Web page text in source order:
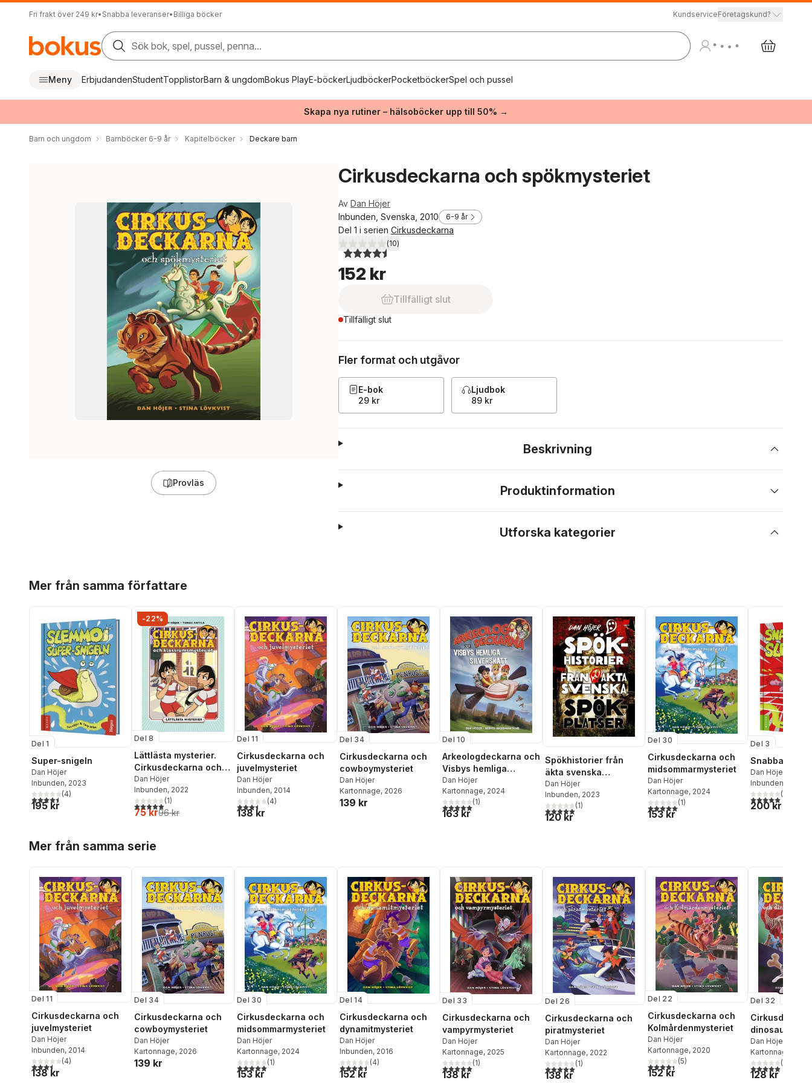
Fri frakt över 249 kr• Snabba leveranser• Billiga böcker KundserviceFöretagskund?
Sök bok, spel, pussel, penna...
Meny ErbjudandenStudentTopplistorBarn & ungdomBokus PlayE-böckerLjudböckerPocketböckerSpel och pussel
Skapa nya rutiner – hälsoböcker upp till 50% →
Barn och ungdom Barnböcker 6-9 år Kapitelböcker Deckare barn
Provläs
Cirkusdeckarna och spökmysteriet
Av Dan Höjer
Inbunden, Svenska, 2010
6-9 år
Del 1 i serien Cirkusdeckarna
4,5utav 5 stjärnor. Totalt antal röster:
(10)
152 kr
Tillfälligt slut
Tillfälligt slut
Fler format och utgåvor
E-bok
29 kr
Ljudbok
89 kr
Beskrivning
Produktinformation
Utforska kategorier
Mer från samma författare
Del 1
Super-snigeln
Dan Höjer
Inbunden, 2023
4,5utav 5 stjärnor. Totalt antal röster:
(4)
195 kr
-22%
Del 8
Lättlästa mysterier.
Cirkusdeckarna och
klassrumsmysteriet
Dan Höjer
Inbunden, 2022
5,0utav 5 stjärnor. Totalt antal röster:
(1)
75 kr96 kr
Del 11
Cirkusdeckarna och
juvelmysteriet
Dan Höjer
Inbunden, 2014
3,5utav 5 stjärnor. Totalt antal röster:
(4)
138 kr
Del 34
Cirkusdeckarna och
cowboymysteriet
Dan Höjer
Kartonnage, 2026
139 kr
Del 10
Arkeologdeckarna och
Visbys hemliga
silverskatt
Dan Höjer
Kartonnage, 2024
5,0utav 5 stjärnor. Totalt antal röster:
(1)
163 kr
Spökhistorier från
äkta svenska
spökplatser
Dan Höjer
Inbunden, 2023
5,0utav 5 stjärnor. Totalt antal röster:
(1)
120 kr
Del 30
Cirkusdeckarna och
midsommarmysteriet
Dan Höjer
Kartonnage, 2024
5,0utav 5 stjärnor. Totalt antal röster:
(1)
153 kr
Del 3
Snabba på,
Dan Höjer
Inbunden
5,0utav 5(
200 kr
Mer från samma serie
Del 11
Cirkusdeckarna och
juvelmysteriet
Dan Höjer
Inbunden, 2014
3,5utav 5 stjärnor. Totalt antal röster:
(4)
138 kr
Del 34
Cirkusdeckarna och
cowboymysteriet
Dan Höjer
Kartonnage, 2026
139 kr
Del 30
Cirkusdeckarna och
midsommarmysteriet
Dan Höjer
Kartonnage, 2024
5,0utav 5 stjärnor. Totalt antal röster:
(1)
153 kr
Del 14
Cirkusdeckarna och
dynamitmysteriet
Dan Höjer
Inbunden, 2016
4,5utav 5 stjärnor. Totalt antal röster:
(4)
152 kr
Del 33
Cirkusdeckarna och
vampyrmysteriet
Dan Höjer
Kartonnage, 2025
5,0utav 5 stjärnor. Totalt antal röster:
(1)
138 kr
Del 26
Cirkusdeckarna och
piratmysteriet
Dan Höjer
Kartonnage, 2022
5,0utav 5 stjärnor. Totalt antal röster:
(1)
138 kr
Del 22
Cirkusdeckarna och
Kolmårdenmysteriet
Dan Höjer
Kartonnage, 2020
4,4utav 5 stjärnor. Totalt antal röster:
(5)
152 kr
Del 32
Dan Höjer
Kartonnage
5,0utav 5(
128 kr